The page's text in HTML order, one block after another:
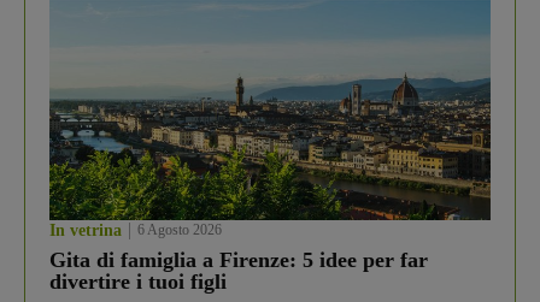
In vetrina 6 Agosto 2026
Gita di famiglia a Firenze: 5 idee per far
divertire i tuoi figli